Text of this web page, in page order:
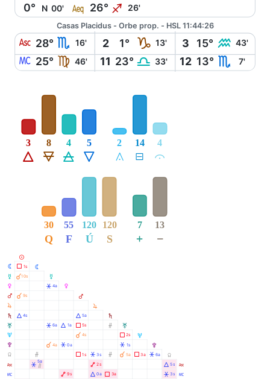
0° N 00' l 26° I 26'
Casas Placidus - Orbe prop. - HSL 11:44:26
W 28° H 16' 2 1° J 13' 3 15° K 43'
X 25° F 46' 11 23° G 33' 12 13° H 7'
Á
3
Ë
8
Ô
4
Ê
5
Å
2
É
14
Ă
4
Q
30
F
55
Ú
120
S
120
+
7
−
13
M
N
N
O
O
P
P
Q
Q
R
R
S
S
T
T
U
U
V
V
Y
Y
W
W
X
X
Ã 1s
À10s
À 9s
Á 4s
Ó
Â Ò
5a
Â 4a
Â 6a
À 4a
Á 1a
Â 0a
Ä 9s
Á 5a
Ã 5s
À 4s
1s Â 3s
Ä 2s
Á 0a
Ó
Ó
Ã 3a
Ã 2s
Â 1s
À 5a 3a Â 6a
Á 5s
Â 3s